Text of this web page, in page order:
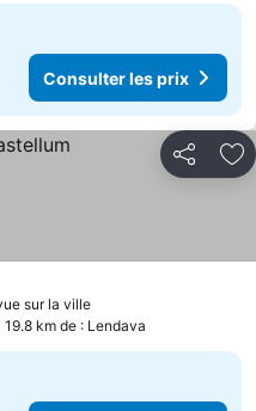
Consulter les prix
Partager
sur la ville
km de : Lendava